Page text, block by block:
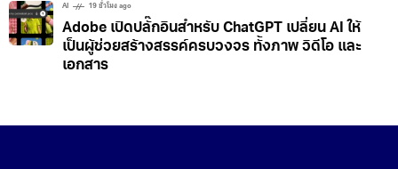
AI 19 ชั่วโมง ago
Adobe เปิดปลั๊กอินสำหรับ ChatGPT เปลี่ยน AI ให้
เป็นผู้ช่วยสร้างสรรค์ครบวงจร ทั้งภาพ วิดีโอ และ
เอกสาร